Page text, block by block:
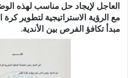
العاجل لإيجاد حل مناسب لهذه
مع الرؤية الاستراتيجية لتطوير
مبدأ تكافؤ الفرص بين الأندية.